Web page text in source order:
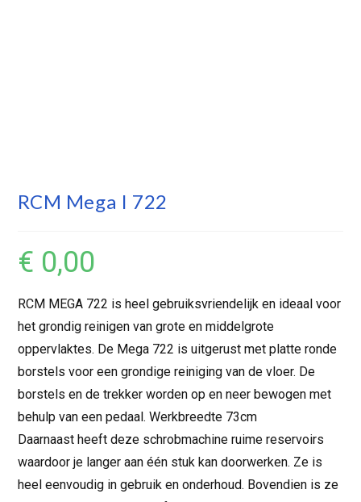
RCM Mega I 722
€ 0,00
RCM MEGA 722 is heel gebruiksvriendelijk en ideaal voor
het grondig reinigen van grote en middelgrote
oppervlaktes. De Mega 722 is uitgerust met platte ronde
borstels voor een grondige reiniging van de vloer. De
borstels en de trekker worden op en neer bewogen met
behulp van een pedaal. Werkbreedte 73cm
Daarnaast heeft deze schrobmachine ruime reservoirs
waardoor je langer aan één stuk kan doorwerken. Ze is
heel eenvoudig in gebruik en onderhoud. Bovendien is ze